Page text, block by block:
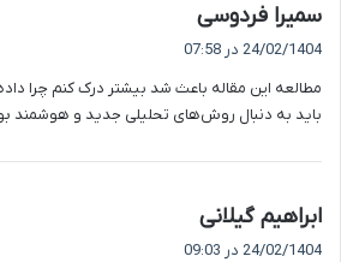
سمیرا فردوسی
ف
:
24/02/1404 در 07:58
مطالعه این مقاله باعث شد بیشتر درک کنم چرا
باید به دنبال روش‌های تحلیلی جدید و هوشمند
ابراهیم گیلانی
ف
24/02/1404 در 09:03